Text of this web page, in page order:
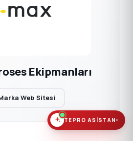
Ekipmanları
Web Sitesi
TEPRO ASISTAN